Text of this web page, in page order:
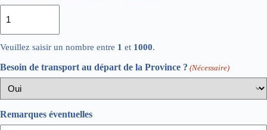
Veuillez saisir un nombre entre 1 et 1000.
Besoin de transport au départ de la Province ? (Nécessaire)
Remarques éventuelles